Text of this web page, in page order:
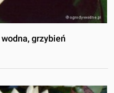
grzybień